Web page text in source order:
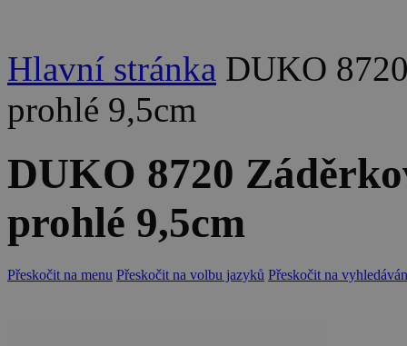
Hlavní stránka DUKO
prohlé 9,5cm
DUKO 8720
prohlé 9,5cm
Přeskočit na menu Přeskočit na volbu jazyků Přeskočit na